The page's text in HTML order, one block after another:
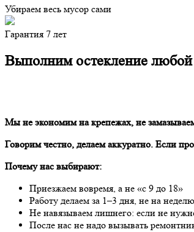
Убираем весь мусор сами
Гарантия 7 лет
Выполним остекление любой
Мы не экономим на крепежах, не
Говорим честно, делаем аккуратно. Если
Почему нас выбирают:
Приезжаем вовремя, а не «с 9 до 18»
Работу делаем за 1–3 дня, не на неделю
Не навязываем лишнего: если не
После нас не надо вызывать